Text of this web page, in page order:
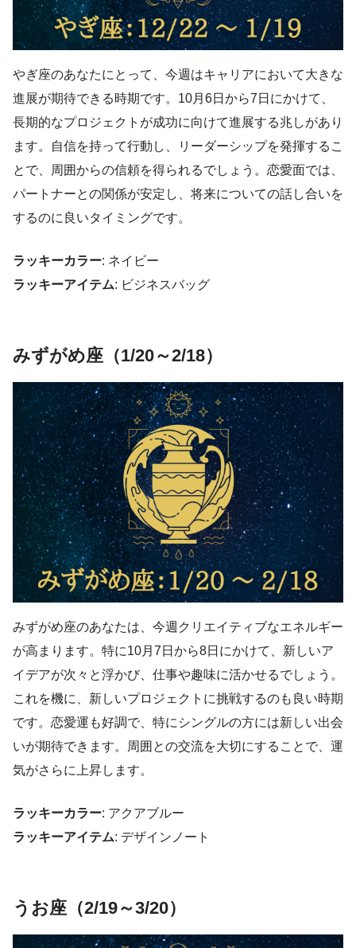
やぎ座のあなたにとって、今週はキャリアにおいて大きな
進展が期待できる時期です。10月6日から7日にかけて、
長期的なプロジェクトが成功に向けて進展する兆しがあり
ます。自信を持って行動し、リーダーシップを発揮するこ
とで、周囲からの信頼を得られるでしょう。恋愛面では、
パートナーとの関係が安定し、将来についての話し合いを
するのに良いタイミングです。
ラッキーカラー: ネイビー
ラッキーアイテム: ビジネスバッグ
みずがめ座（1/20～2/18）
みずがめ座のあなたは、今週クリエイティブなエネルギー
が高まります。特に10月7日から8日にかけて、新しいア
イデアが次々と浮かび、仕事や趣味に活かせるでしょう。
これを機に、新しいプロジェクトに挑戦するのも良い時期
です。恋愛運も好調で、特にシングルの方には新しい出会
いが期待できます。周囲との交流を大切にすることで、運
気がさらに上昇します。
ラッキーカラー: アクアブルー
ラッキーアイテム: デザインノート
うお座（2/19～3/20）